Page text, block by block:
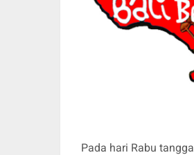
Pada hari Rabu